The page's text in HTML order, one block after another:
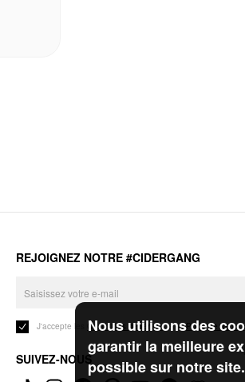
Nous utilisons des
garantir la meilleure
possible sur notre site.
REJOIGNEZ NOTRE #CIDERGANG
J'accepte les Conditions généraleset laPolitique de
SUIVEZ-NOUS